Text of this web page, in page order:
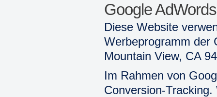
Google
Diese Website
Werbeprogramm der
Mountain View, CA
Im Rahmen von
Conversion-